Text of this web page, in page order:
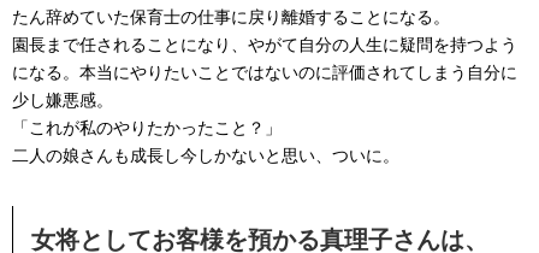
たん辞めていた保育士の仕事に戻り離婚することになる。
園長まで任されることになり、やがて自分の人生に疑問を持つよう
になる。本当にやりたいことではないのに評価されてしまう自分に
少し嫌悪感。
「これが私のやりたかったこと？」
二人の娘さんも成長し今しかないと思い、ついに。
女将としてお客様を預かる真理子さんは、